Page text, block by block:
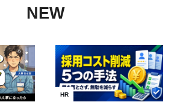
NEW
HR